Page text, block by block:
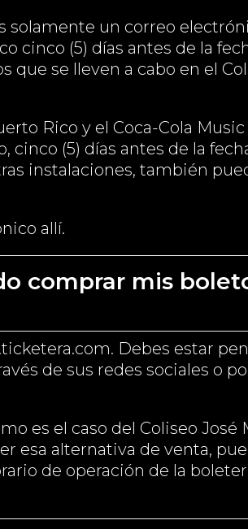
solamente un correo
cinco (5) días antes de la
se lleven a cabo en el
Rico y el Coca-Cola Music
(5) días antes de la
instalaciones, también
allí.
comprar mis
Debes estar
de sus redes sociales o
es el caso del Coliseo José
esa alternativa de venta,
de operación de la